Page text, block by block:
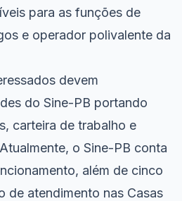
para as funções de
e operador polivalente da
devem
do Sine-PB portando
carteira de trabalho e
o Sine-PB conta
além de cinco
de atendimento nas Casas